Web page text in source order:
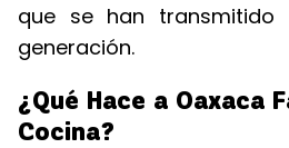
que se han transmitido
generación.
¿Qué Hace a Oaxaca
Cocina?